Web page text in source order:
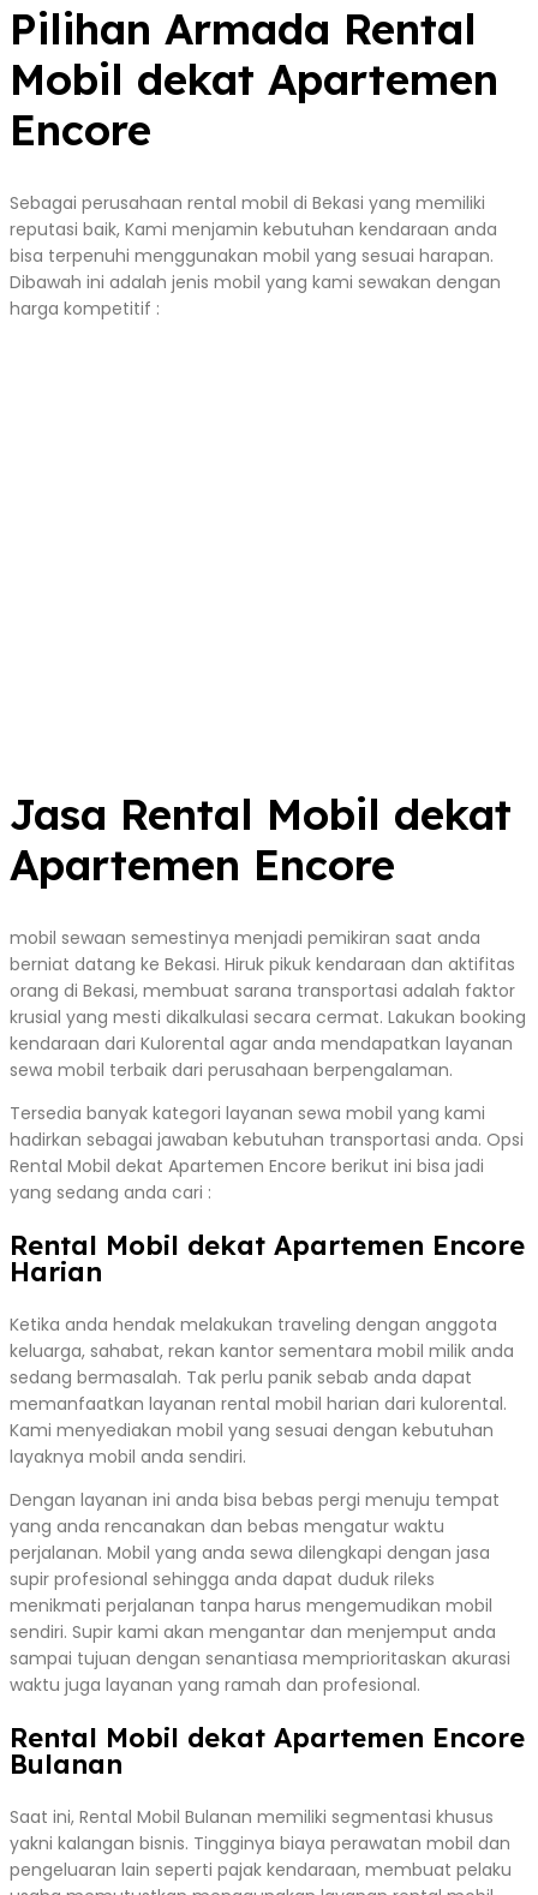
Pilihan Armada Rental
Mobil dekat Apartemen
Encore
Sebagai perusahaan rental mobil di Bekasi yang memiliki
reputasi baik, Kami menjamin kebutuhan kendaraan anda
bisa terpenuhi menggunakan mobil yang sesuai harapan.
Dibawah ini adalah jenis mobil yang kami sewakan dengan
harga kompetitif :
Jasa Rental Mobil dekat
Apartemen Encore
mobil sewaan semestinya menjadi pemikiran saat anda
berniat datang ke Bekasi. Hiruk pikuk kendaraan dan aktifitas
orang di Bekasi, membuat sarana transportasi adalah faktor
krusial yang mesti dikalkulasi secara cermat. Lakukan booking
kendaraan dari Kulorental agar anda mendapatkan layanan
sewa mobil terbaik dari perusahaan berpengalaman.
Tersedia banyak kategori layanan sewa mobil yang kami
hadirkan sebagai jawaban kebutuhan transportasi anda. Opsi
Rental Mobil dekat Apartemen Encore berikut ini bisa jadi
yang sedang anda cari :
Rental Mobil dekat Apartemen Encore
Harian
Ketika anda hendak melakukan traveling dengan anggota
keluarga, sahabat, rekan kantor sementara mobil milik anda
sedang bermasalah. Tak perlu panik sebab anda dapat
memanfaatkan layanan rental mobil harian dari kulorental.
Kami menyediakan mobil yang sesuai dengan kebutuhan
layaknya mobil anda sendiri.
Dengan layanan ini anda bisa bebas pergi menuju tempat
yang anda rencanakan dan bebas mengatur waktu
perjalanan. Mobil yang anda sewa dilengkapi dengan jasa
supir profesional sehingga anda dapat duduk rileks
menikmati perjalanan tanpa harus mengemudikan mobil
sendiri. Supir kami akan mengantar dan menjemput anda
sampai tujuan dengan senantiasa memprioritaskan akurasi
waktu juga layanan yang ramah dan profesional.
Rental Mobil dekat Apartemen Encore
Bulanan
Saat ini, Rental Mobil Bulanan memiliki segmentasi khusus
yakni kalangan bisnis. Tingginya biaya perawatan mobil dan
pengeluaran lain seperti pajak kendaraan, membuat pelaku